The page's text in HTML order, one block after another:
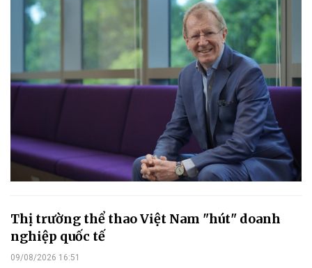
Thị trường thể thao Việt Nam "hút" doanh
nghiệp quốc tế
09/08/2026 16:51